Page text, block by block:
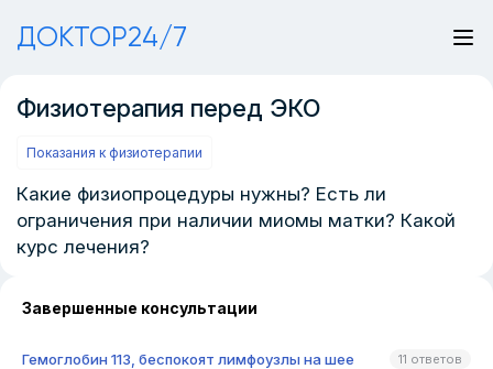
ДОКТОР24/7
Физиотерапия перед ЭКО
Показания к физиотерапии
Какие физиопроцедуры нужны? Есть ли
ограничения при наличии миомы матки? Какой
курс лечения?
Завершенные консультации
Гемоглобин 113, беспокоят лимфоузлы на шее 11 ответов